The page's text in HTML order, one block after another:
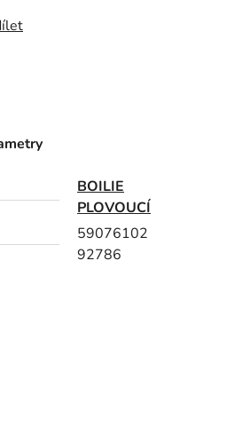
BOILIE
PLOVOUCÍ
59076102
92786